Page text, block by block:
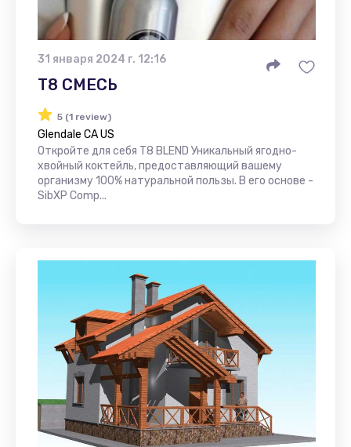
31 января 2024 г. 12:16
Т8 СМЕСЬ
5 (1 review)
Glendale CA US
Откройте для себя T8 BLEND Уникальный ягодно-
хвойный коктейль, предоставляющий вашему
организму 100% натуральной пользы. В его основе -
SibXP Comp...